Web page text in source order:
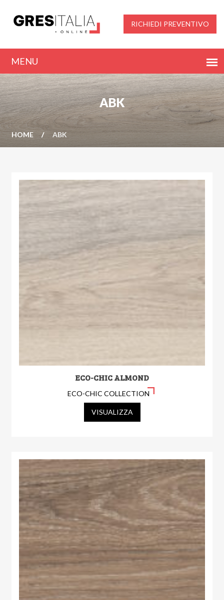
RICHIEDI PREVENTIVO
ABK
HOME ABK
ECO-CHIC ALMOND
ECO-CHIC COLLECTION
VISUALIZZA